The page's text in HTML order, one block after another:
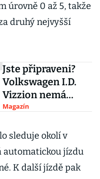
úrovně 0 až 5, takže
druhý nejvyšší
Jste připraveni?
Volkswagen I.D.
Vizzion nemá
volant ani pedály
Magazín
sleduje okolí v
automatickou jízdu
K další jízdě pak